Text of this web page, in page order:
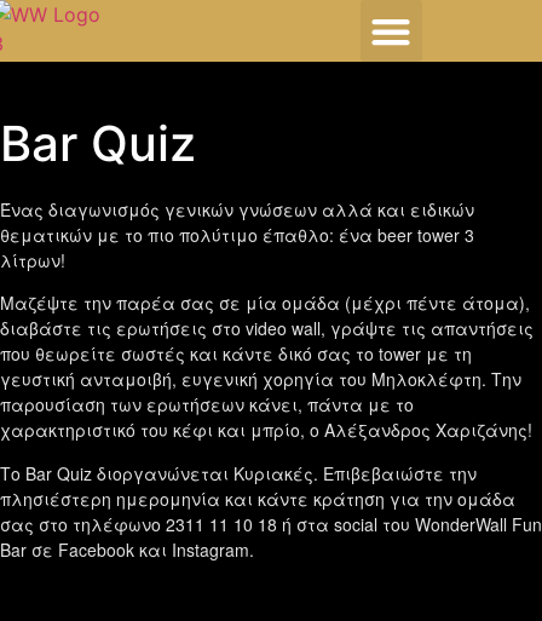
Bar Quiz
Ένας διαγωνισμός γενικών γνώσεων αλλά και ειδικών
θεματικών με το πιο πολύτιμο έπαθλο: ένα beer tower 3
λίτρων!
Μαζέψτε την παρέα σας σε μία ομάδα (μέχρι πέντε άτομα),
διαβάστε τις ερωτήσεις στο video wall, γράψτε τις απαντήσεις
που θεωρείτε σωστές και κάντε δικό σας το tower με τη
γευστική ανταμοιβή, ευγενική χορηγία του Μηλοκλέφτη. Την
παρουσίαση των ερωτήσεων κάνει, πάντα με το
χαρακτηριστικό του κέφι και μπρίο, ο Αλέξανδρος Χαριζάνης!
Το Bar Quiz διοργανώνεται Κυριακές. Επιβεβαιώστε την
πλησιέστερη ημερομηνία και κάντε κράτηση για την ομάδα
σας στο τηλέφωνο 2311 11 10 18 ή στα social του WonderWall Fun
Bar σε Facebook και Instagram.